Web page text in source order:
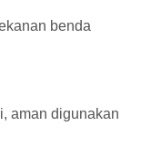
benda
aman digunakan